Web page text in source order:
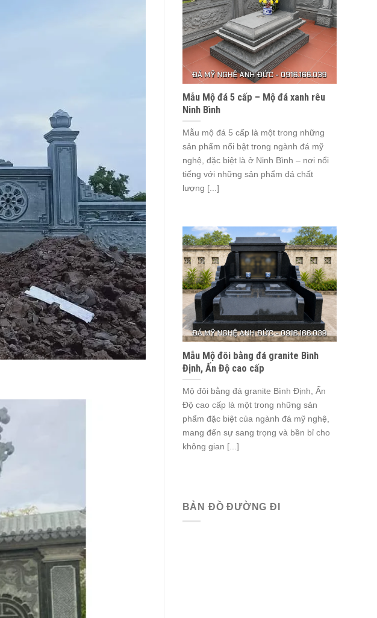
Mẫu Mộ đá 5 cấp – Mộ đá xanh rêu
Ninh Bình
Mẫu mộ đá 5 cấp là một trong những
sản phẩm nổi bật trong ngành đá mỹ
nghệ, đặc biệt là ở Ninh Bình – nơi nổi
tiếng với những sản phẩm đá chất
lượng [...]
Mẫu Mộ đôi bằng đá granite Bình
Định, Ấn Độ cao cấp
Mộ đôi bằng đá granite Bình Định, Ấn
Độ cao cấp là một trong những sản
phẩm đặc biệt của ngành đá mỹ nghệ,
mang đến sự sang trọng và bền bỉ cho
không gian [...]
BẢN ĐỒ ĐƯỜNG ĐI